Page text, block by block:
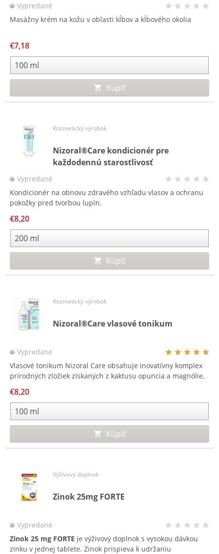
Vypredané
Masážny krém na kožu v oblasti kĺbov a kĺbového okolia
€7,18
Kúpiť
Kozmetický výrobok
Nizoral®Care kondicionér pre
každodennú starostlivosť
Vypredané
Kondicionér na obnovu zdravého vzhľadu vlasov a ochranu
pokožky pred tvorbou lupín.
€8,20
Kúpiť
Kozmetický výrobok
Nizoral®Care vlasové tonikum
Vypredané
Vlasové tonikum Nizoral Care obsahuje inovatívny komplex
prírodných zložiek získaných z kaktusu opuncia a magnólie,
€8,20
Kúpiť
Výživový doplnok
Zinok 25mg FORTE
Vypredané
Zinok 25 mg FORTE je výživový doplnok s vysokou dávkou
zinku v jednej tablete. Zinok prispieva k udržaniu